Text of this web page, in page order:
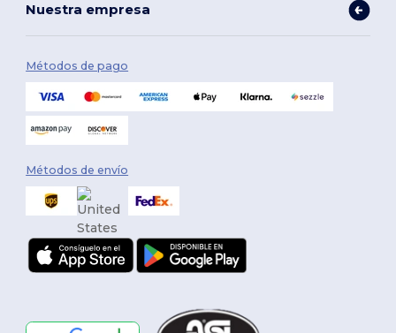
Nuestra empresa
Métodos de pago
Métodos de envío